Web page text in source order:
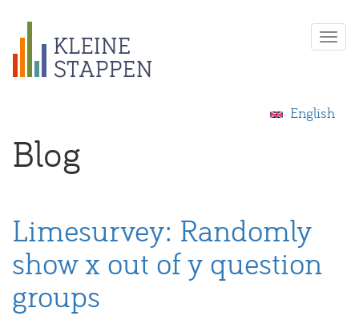
Overslaan
English
Blog
Limesurvey: Randomly
show x out of y question
groups